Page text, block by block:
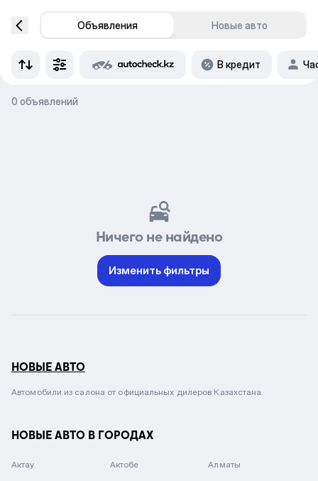
Объявления Новые авто
В кредит
0 объявлений
Ничего не найдено
Изменить фильтры
НОВЫЕ АВТО
Автомобили из салона от официальных дилеров Казахстана.
НОВЫЕ АВТО В ГОРОДАХ
Актау Актобе Алматы